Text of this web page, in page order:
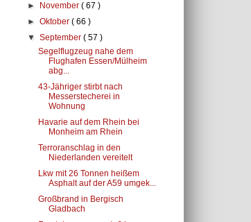
►
November( 67 )
►Oktober( 66 )
▼September( 57 )
Segelflugzeug nahe dem
Flughafen Essen/Mülheim
abg...
43-Jähriger stirbt nach
Messerstecherei in
Wohnung
Havarie auf dem Rhein bei
Monheim am Rhein
Terroranschlag in den
Niederlanden vereitelt
Lkw mit 26 Tonnen heißem
Asphalt auf der A59 umgek...
Großbrand in Bergisch
Gladbach